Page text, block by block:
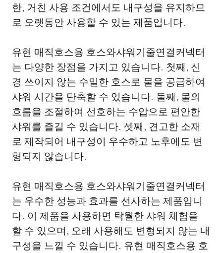
한, 거친 사용 조건에서도 내구성을 유지하므
로 오랫동안 사용할 수 있는 제품입니다.
유현 매직호스용 호스와샤워기줄연결커넥터
는 다양한 장점을 가지고 있습니다. 첫째, 신
경 쓰이지 않는 수밀한 호스로 물을 공급하여
샤워 시간을 단축할 수 있습니다. 둘째, 물의
흐름을 조절하여 선호하는 수압으로 편안한
샤워를 즐길 수 있습니다. 셋째, 견고한 소재
로 제작되어 내구성이 우수하고 노후에도 변
형되지 않습니다.
유현 매직호스용 호스와샤워기줄연결커넥터
는 우수한 성능과 효과를 선사하는 제품입니
다. 이 제품을 사용하면 탁월한 샤워 체험을
할 수 있으며, 오래 사용해도 변형되지 않는 내
구성을 느낄 수 있습니다. 유현 매직호스용 호